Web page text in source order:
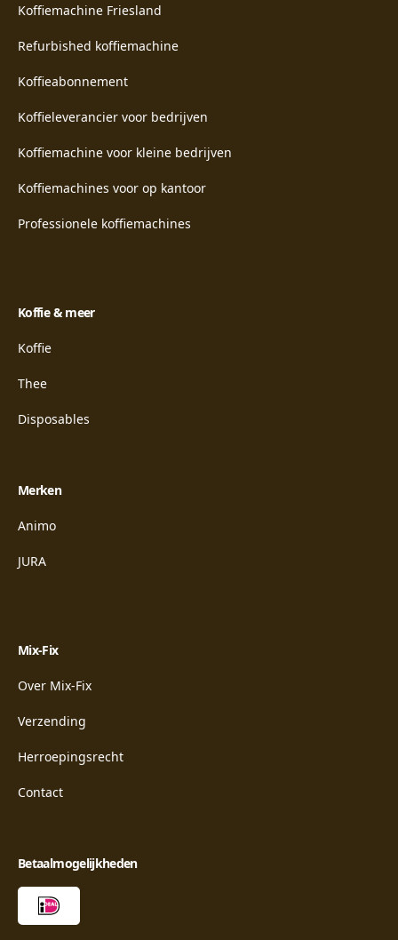
Koffiemachine Friesland
Refurbished koffiemachine
Koffieabonnement
Koffieleverancier voor bedrijven
Koffiemachine voor kleine bedrijven
Koffiemachines voor op kantoor
Professionele koffiemachines
Koffie & meer
Koffie
Thee
Disposables
Merken
Animo
JURA
Mix-Fix
Over Mix-Fix
Verzending
Herroepingsrecht
Contact
Betaalmogelijkheden